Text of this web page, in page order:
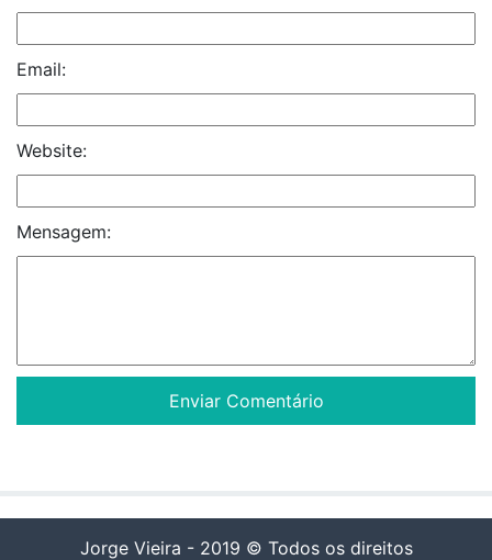
Email:
Website:
Mensagem:
Jorge Vieira - 2019 © Todos os direitos